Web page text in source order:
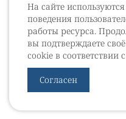
На сайте
поведения
работы ресурса.
вы подтверждаете
cookie в соответствии
Согласен